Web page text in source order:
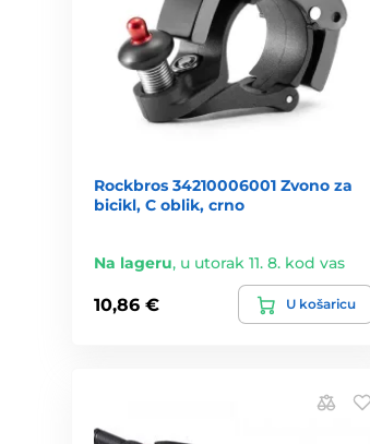
Rockbros 34210006001 Zvono za
bicikl, C oblik, crno
Na lageru, u utorak 11. 8. kod vas
10,86 € U košaricu